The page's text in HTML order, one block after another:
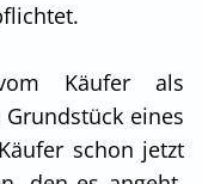
Käufer als
eines
schon jetzt